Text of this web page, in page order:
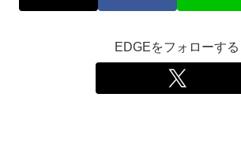
EDGEをフォローする